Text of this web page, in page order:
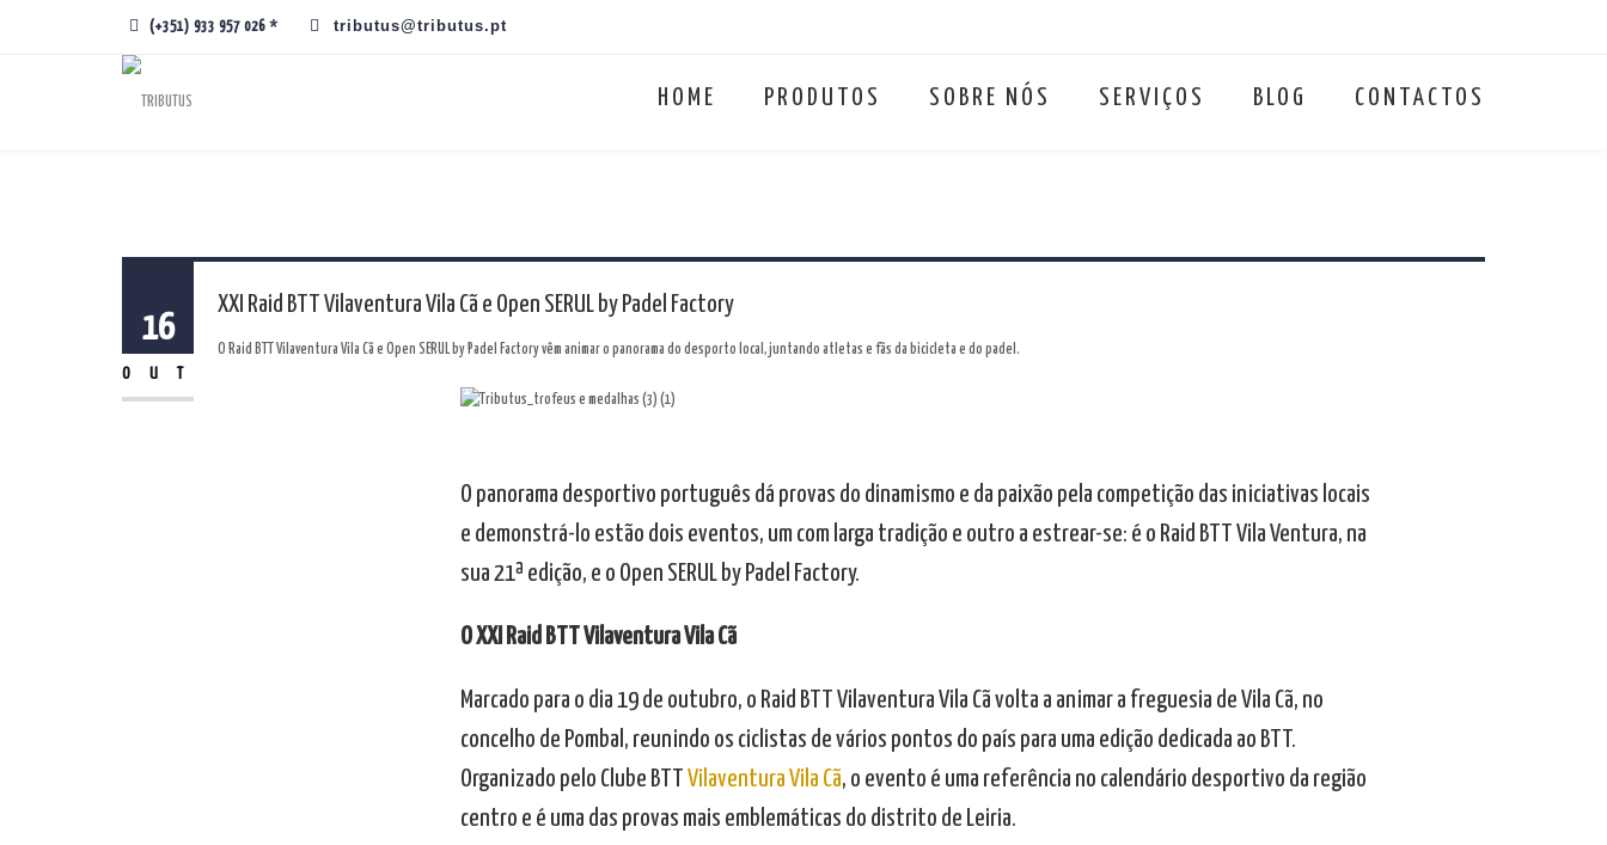
(+351) 933 957 026 * tributus@tributus.pt
HOME PRODUTOS SOBRE NÓS SERVIÇOS BLOG CONTACTOS
16
OUT
XXI Raid BTT Vilaventura Vila Cã e Open SERUL by Padel Factory
O Raid BTT Vilaventura Vila Cã e Open SERUL by Padel Factory vêm animar o panorama do desporto local, juntando atletas e fãs da bicicleta e do padel.
O panorama desportivo português dá provas do dinamismo e da paixão pela competição das iniciativas locais
e demonstrá-lo estão dois eventos, um com larga tradição e outro a estrear-se: é o Raid BTT Vila Ventura, na
sua 21ª edição, e o Open SERUL by Padel Factory.
O XXI Raid BTT Vilaventura Vila Cã
Marcado para o dia 19 de outubro, o Raid BTT Vilaventura Vila Cã volta a animar a freguesia de Vila Cã, no
concelho de Pombal, reunindo os ciclistas de vários pontos do país para uma edição dedicada ao BTT.
Organizado pelo Clube BTT Vilaventura Vila Cã, o evento é uma referência no calendário desportivo da região
centro e é uma das provas mais emblemáticas do distrito de Leiria.